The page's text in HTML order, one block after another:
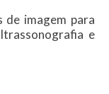
de imagem para
e